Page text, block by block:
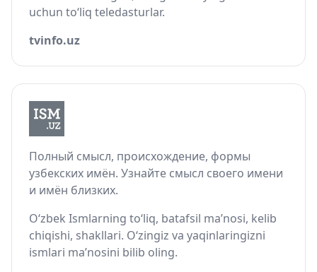
uchun to‘liq teledasturlar.
tvinfo.uz
Полный смысл, происхождение, формы
узбекских имён. Узнайте смысл своего имени
и имён близких.
O‘zbek Ismlarning to‘liq, batafsil ma’nosi, kelib
chiqishi, shakllari. O‘zingiz va yaqinlaringizni
ismlari ma’nosini bilib oling.